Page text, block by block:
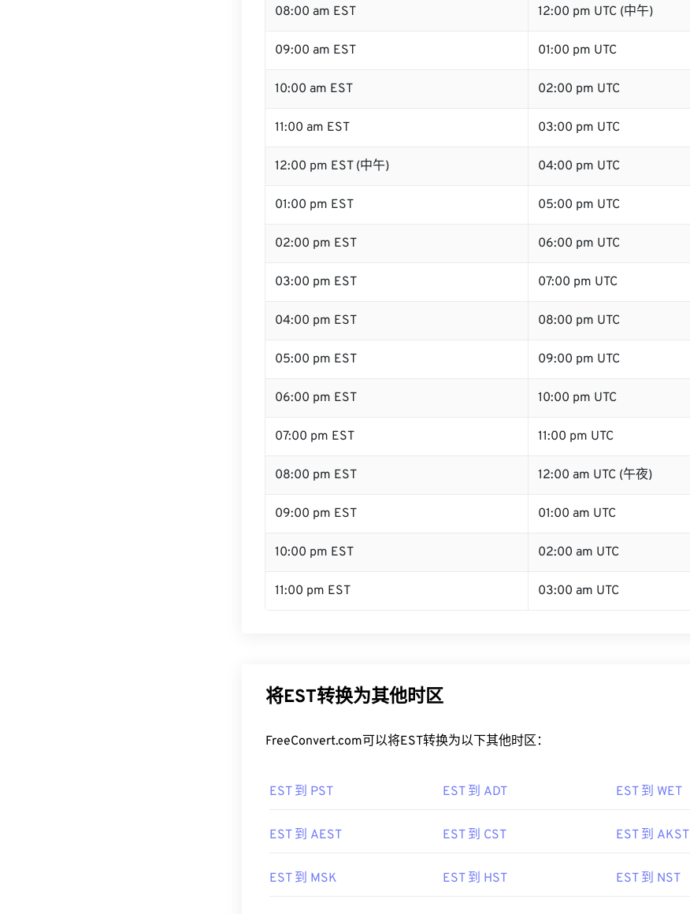
08:00 am EST 12:00 pm UTC (中午)
09:00 am EST 01:00 pm UTC
10:00 am EST 02:00 pm UTC
11:00 am EST 03:00 pm UTC
12:00 pm EST (中午) 04:00 pm UTC
01:00 pm EST 05:00 pm UTC
02:00 pm EST 06:00 pm UTC
03:00 pm EST 07:00 pm UTC
04:00 pm EST 08:00 pm UTC
05:00 pm EST 09:00 pm UTC
06:00 pm EST 10:00 pm UTC
07:00 pm EST 11:00 pm UTC
08:00 pm EST 12:00 am UTC (午夜)
09:00 pm EST 01:00 am UTC
10:00 pm EST 02:00 am UTC
11:00 pm EST 03:00 am UTC
将EST转换为其他时区
FreeConvert.com可以将EST转换为以下其他时区：
EST 到 PST EST 到 ADT EST 到 WET
EST 到 AEST EST 到 CST EST 到 AKST
EST 到 MSK EST 到 HST EST 到 NST